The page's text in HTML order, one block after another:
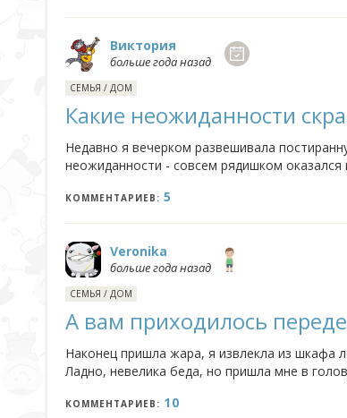
Виктория
больше года назад
СЕМЬЯ / ДОМ
Какие неожиданности
Недавно я вечерком развешивала
неожиданности - совсем рядишком
КОММЕНТАРИЕВ: 5
Veronika
больше года назад
СЕМЬЯ / ДОМ
А вам приходилось
Наконец пришла жара, я извлекла из шкафа
Ладно, невелика беда, но пришла мне в
КОММЕНТАРИЕВ: 10